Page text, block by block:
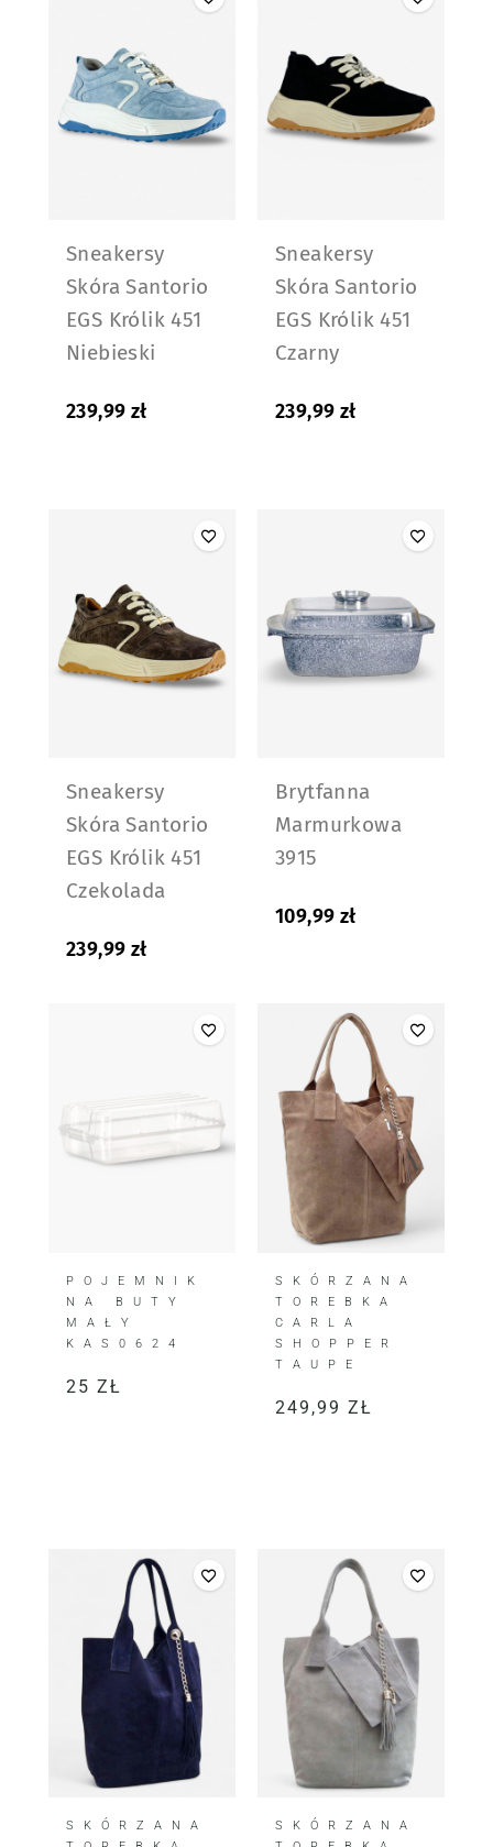
Sneakersy
Skóra Santorio
EGS Królik 451
Niebieski
239,99 zł
Sneakersy
Skóra Santorio
EGS Królik 451
Czarny
239,99 zł
Sneakersy
Skóra Santorio
EGS Królik 451
Czekolada
239,99 zł
Brytfanna
Marmurkowa
3915
109,99 zł
POJEMNIK
NA BUTY
MAŁY
KAS0624
25 ZŁ
SKÓRZANA
TOREBKA
CARLA
SHOPPER
TAUPE
249,99 ZŁ
SKÓRZANA
SKÓRZANA